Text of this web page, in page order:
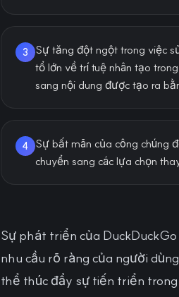
3
Sự tăng đột ngột trong việc
tổ lớn về trí tuệ nhân tạo
sang nội dung được tạo ra
4
Sự bất mãn của công chúng
chuyển sang các lựa chọn
Sự phát triển của
nhu cầu rõ ràng của người
thể thúc đẩy sự tiến triển trong